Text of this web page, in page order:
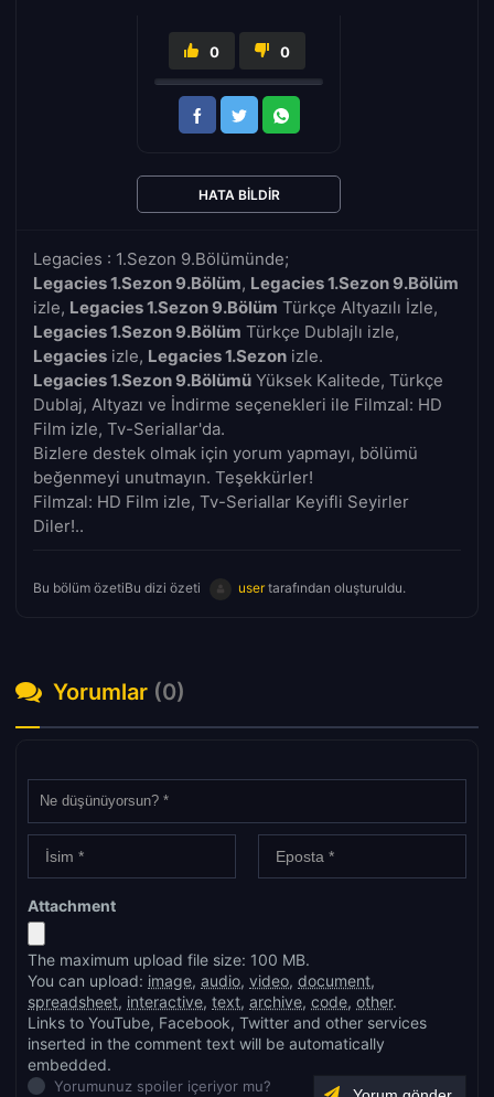
Legacies : 1.Sezon 9.Bölümünde;
Legacies 1.Sezon 9.Bölüm, Legacies 1.Sezon 9.Bölüm
izle, Legacies 1.Sezon 9.Bölüm Türkçe Altyazılı İzle,
Legacies 1.Sezon 9.Bölüm Türkçe Dublajlı izle,
Legacies izle, Legacies 1.Sezon izle.
Legacies 1.Sezon 9.Bölümü Yüksek Kalitede, Türkçe
Dublaj, Altyazı ve İndirme seçenekleri ile Filmzal: HD
Film izle, Tv-Seriallar'da.
Bizlere destek olmak için yorum yapmayı, bölümü
beğenmeyi unutmayın. Teşekkürler!
Filmzal: HD Film izle, Tv-Seriallar Keyifli Seyirler
Diler!..
Bu bölüm özetiBu dizi özeti usertarafından oluşturuldu.
0 0
HATA BILDIR
Yorumlar (0)
Attachment
The maximum upload file size: 100 MB.
You can upload: image, audio, video, document,
spreadsheet, interactive, text, archive, code, other.
Links to YouTube, Facebook, Twitter and other services
inserted in the comment text will be automatically
embedded.
Yorumunuz spoiler içeriyor mu?